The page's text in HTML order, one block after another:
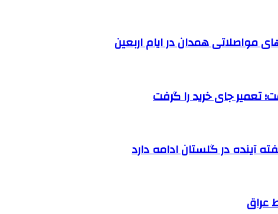
تعمیر جای خرید را گرفت
آینده در گلستان ادامه دارد
عراق